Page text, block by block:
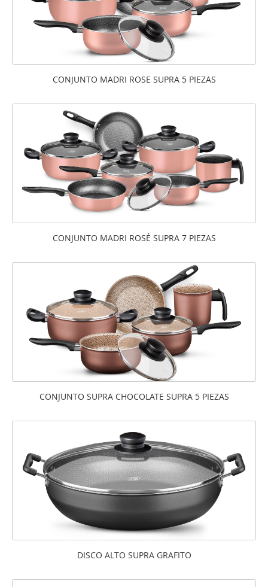
CONJUNTO MADRI ROSE SUPRA 5 PIEZAS
CONJUNTO MADRI ROSÉ SUPRA 7 PIEZAS
CONJUNTO SUPRA CHOCOLATE SUPRA 5 PIEZAS
DISCO ALTO SUPRA GRAFITO